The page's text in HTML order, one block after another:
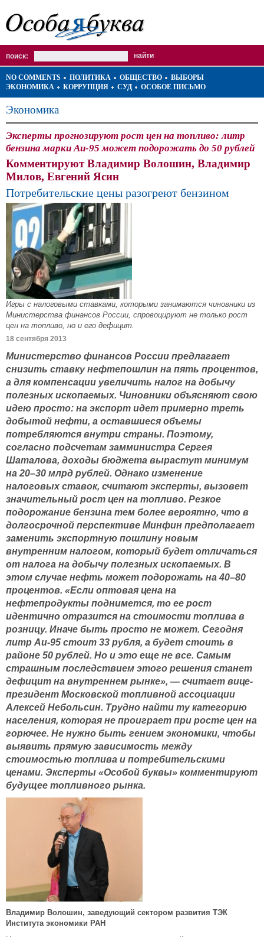
поиск:
NO COMMENTS ПОЛИТИКА ОБЩЕСТВО
ВЫБОРЫ
ЭКОНОМИКА
КОРРУПЦИЯ СУД ОСОБОЕ ПИСЬМО
Экономика
Эксперты прогнозируют рост цен на топливо: литр
бензина марки Аи-95 может подорожать до 50 рублей
Комментируют Владимир Волошин, Владимир
Милов, Евгений Ясин
Потребительские цены разогреют бензином
Игры с налоговыми ставками, которыми занимаются чиновники из
Министерства финансов России, спровоцируют не только рост
цен на топливо, но и его дефицит.
18 сентября 2013
Министерство финансов России предлагает
снизить ставку нефтепошлин на пять процентов,
а для компенсации увеличить налог на добычу
полезных ископаемых. Чиновники объясняют свою
идею просто: на экспорт идет примерно треть
добытой нефти, а оставшиеся объемы
потребляются внутри страны. Поэтому,
согласно подсчетам замминистра Сергея
Шаталова, доходы бюджета вырастут минимум
на 20–30 млрд рублей. Однако изменение
налоговых ставок, считают эксперты, вызовет
значительный рост цен на топливо. Резкое
подорожание бензина тем более вероятно, что в
долгосрочной перспективе Минфин предполагает
заменить экспортную пошлину новым
внутренним налогом, который будет отличаться
от налога на добычу полезных ископаемых. В
этом случае нефть может подорожать на 40–80
процентов. «Если оптовая цена на
нефтепродукты поднимется, то ее рост
идентично отразится на стоимости топлива в
розницу. Иначе быть просто не может. Сегодня
литр Аи-95 стоит 33 рубля, а будет стоить в
районе 50 рублей. Но и это еще не все. Самым
страшным последствием этого решения станет
дефицит на внутреннем рынке», — считает вице-
президент Московской топливной ассоциации
Алексей Небольсин. Трудно найти ту категорию
населения, которая не проиграет при росте цен на
горючее. Не нужно быть гением экономики, чтобы
выявить прямую зависимость между
стоимостью топлива и потребительскими
ценами. Эксперты «Особой буквы» комментируют
будущее топливного рынка.
Владимир Волошин, заведующий сектором развития ТЭК
Института экономики РАН